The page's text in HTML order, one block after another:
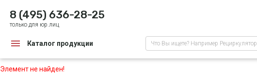
8 (495) 636-28-25
только для юр.лиц
Каталог продукции Что Вы ищете? Например Рециркулятор
Элемент не найден!